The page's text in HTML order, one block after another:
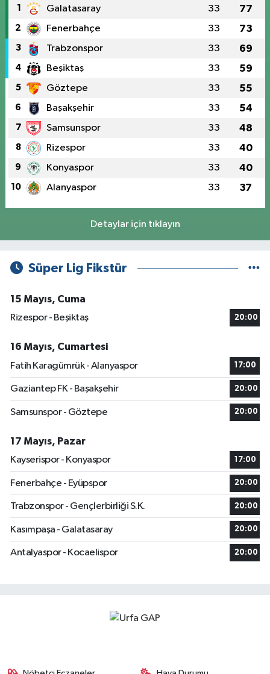
1 Galatasaray 33 77
2 Fenerbahçe 33 73
3 Trabzonspor 33 69
4 Beşiktaş 33 59
5 Göztepe 33 55
6 Başakşehir 33 54
7 Samsunspor 33 48
8 Rizespor 33 40
9 Konyaspor 33 40
10 Alanyaspor 33 37
Detaylar için tıklayın
Süper Lig Fikstür
15 Mayıs, Cuma
Rizespor - Beşiktaş
20:00
16 Mayıs, Cumartesi
Fatih Karagümrük - Alanyaspor
17:00
Gaziantep FK - Başakşehir 20:00
Samsunspor - Göztepe 20:00
17 Mayıs, Pazar
Kayserispor - Konyaspor
17:00
Fenerbahçe - Eyüpspor 20:00
Trabzonspor - Gençlerbirliği S.K. 20:00
Kasımpaşa - Galatasaray 20:00
Antalyaspor - Kocaelispor 20:00